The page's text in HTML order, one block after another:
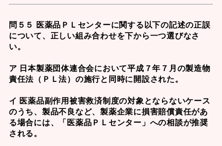
問５５ 医薬品ＰＬセンターに関する以下の記述の正誤
について、正しい組み合わせを下から一つ選びなさ
い。
ア 日本製薬団体連合会において平成７年７月の製造物
責任法（ＰＬ法）の施行と同時に開設された。
イ 医薬品副作用被害救済制度の対象とならないケース
のうち、製品不良など、製薬企業に損害賠償責任があ
る場合には、「医薬品ＰＬセンター」への相談が推奨
される。